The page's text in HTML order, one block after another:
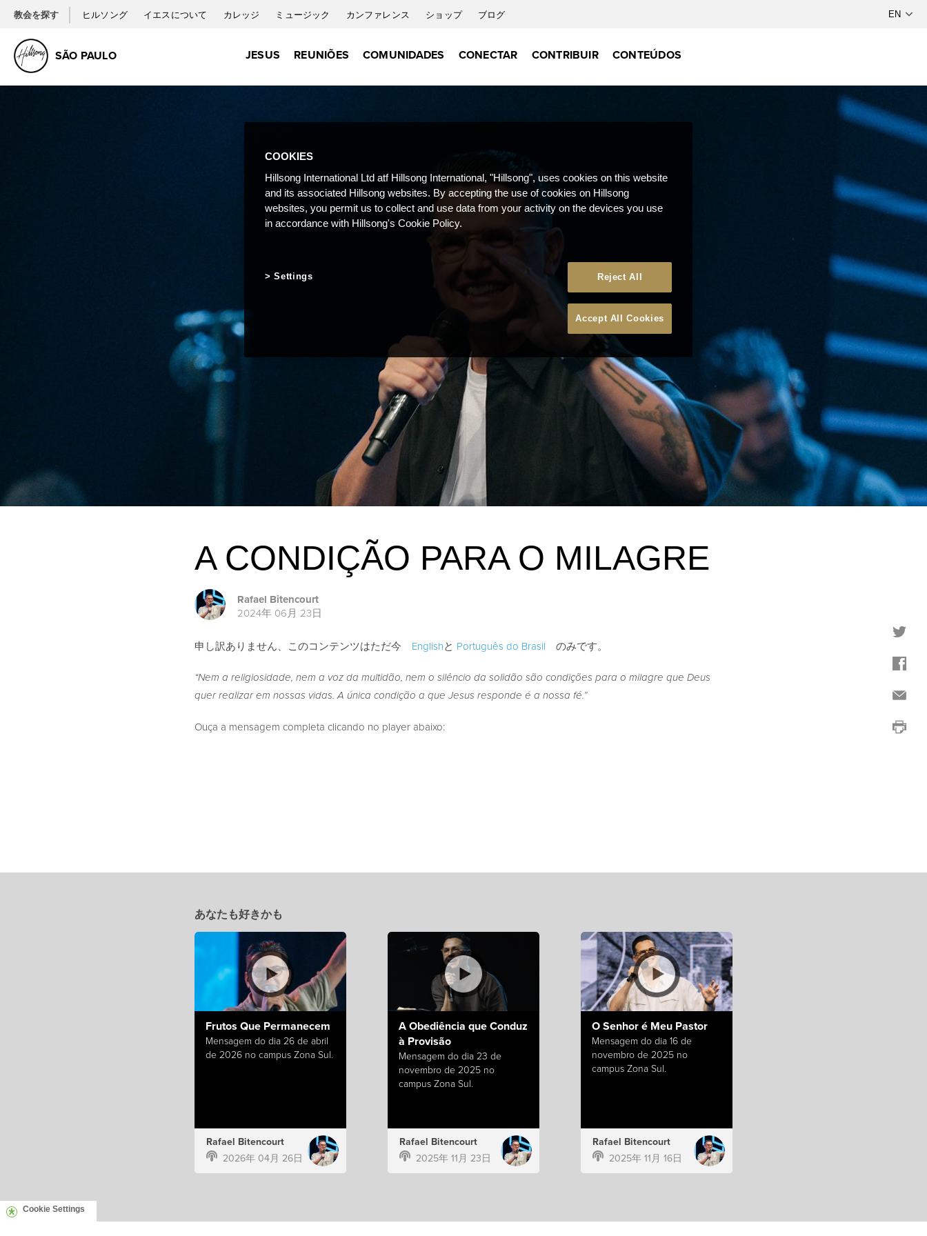
教会を探す ヒルソング イエスについて カレッジ ミュージック カンファレンス ショップ ブログ
SÃO PAULO JESUS REUNIÕES COMUNIDADES CONECTAR CONTRIBUIR CONTEÚDOS
A CONDIÇÃO PARA O MILAGRE
Rafael Bitencourt
2024年 06月 23日
申し訳ありません、このコンテンツはただ今 Englishと Português do Brasil のみです。
“Nem a religiosidade, nem a voz da multidão, nem o silêncio da solidão são condições para o milagre que Deus
quer realizar em nossas vidas. A única condição a que Jesus responde é a nossa fé.”
Ouça a mensagem completa clicando no player abaixo:
あなたも好きかも
Frutos Que Permanecem
Mensagem do dia 26 de abril
de 2026 no campus Zona Sul.
Rafael Bitencourt
2026年 04月 26日
A Obediência que Conduz
à Provisão
Mensagem do dia 23 de
novembro de 2025 no
campus Zona Sul.
Rafael Bitencourt
2025年 11月 23日
O Senhor é Meu Pastor
Mensagem do dia 16 de
novembro de 2025 no
campus Zona Sul.
Rafael Bitencourt
2025年 11月 16日
Cookie Settings
COOKIES
Hillsong International Ltd atf Hillsong International, "Hillsong", uses cookies on this website
and its associated Hillsong websites. By accepting the use of cookies on Hillsong
websites, you permit us to collect and use data from your activity on the devices you use
in accordance with Hillsong's Cookie Policy.
Reject All
Accept All Cookies
Settings